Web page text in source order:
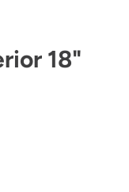
18"